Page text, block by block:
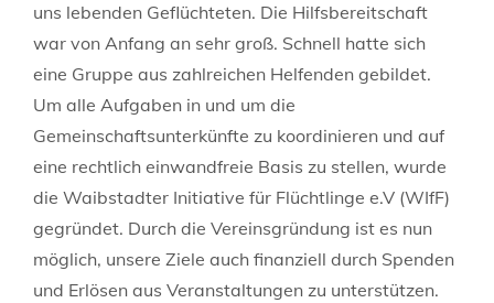
uns lebenden Geflüchteten. Die Hilfsbereitschaft
war von Anfang an sehr groß. Schnell hatte sich
eine Gruppe aus zahlreichen Helfenden gebildet.
Um alle Aufgaben in und um die
Gemeinschaftsunterkünfte zu koordinieren und auf
eine rechtlich einwandfreie Basis zu stellen, wurde
die Waibstadter Initiative für Flüchtlinge e.V (WIfF)
gegründet. Durch die Vereinsgründung ist es nun
möglich, unsere Ziele auch finanziell durch Spenden
und Erlösen aus Veranstaltungen zu unterstützen.